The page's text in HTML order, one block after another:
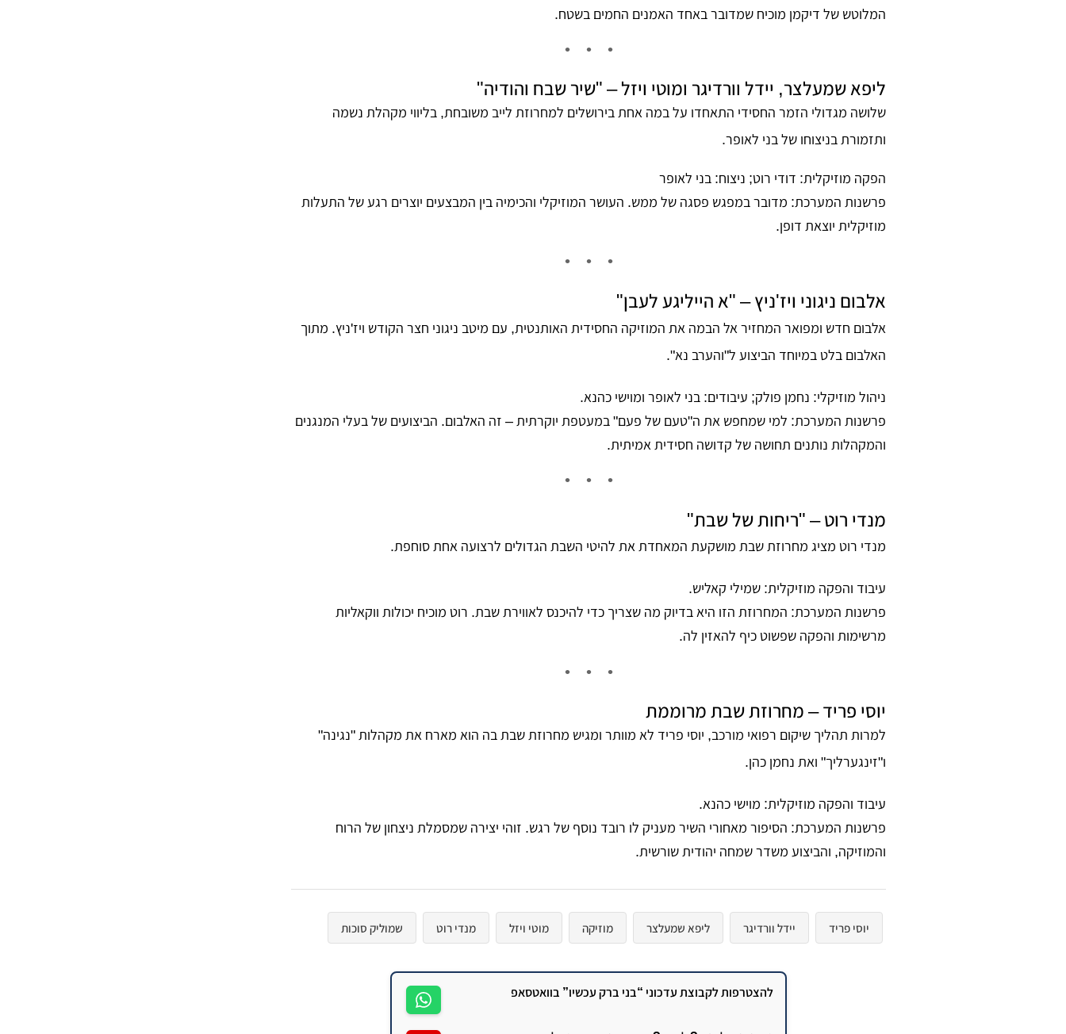
המלוטש של דיקמן מוכיח שמדובר באחד האמנים החמים בשטח.
ליפא שמעלצר, יידל וורדיגר ומוטי ויזל – "שיר שבח והודיה"
שלושה מגדולי הזמר החסידי התאחדו על במה אחת בירושלים למחרוזת לייב משובחת, בליווי מקהלת נשמה
ותזמורת בניצוחו של בני לאופר.
הפקה מוזיקלית: דודי רוט; ניצוח: בני לאופר
פרשנות המערכת: מדובר במפגש פסגה של ממש. העושר המוזיקלי והכימיה בין המבצעים יוצרים רגע של התעלות
מוזיקלית יוצאת דופן.
אלבום ניגוני ויז'ניץ – "א הייליגע לעבן"
אלבום חדש ומפואר המחזיר אל הבמה את המוזיקה החסידית האותנטית, עם מיטב ניגוני חצר הקודש ויז'ניץ. מתוך
האלבום בלט במיוחד הביצוע ל"והערב נא".
ניהול מוזיקלי: נחמן פולק; עיבודים: בני לאופר ומוישי כהנא.
פרשנות המערכת: למי שמחפש את ה"טעם של פעם" במעטפת יוקרתית – זה האלבום. הביצועים של בעלי המנגנים
והמקהלות נותנים תחושה של קדושה חסידית אמיתית.
מנדי רוט – "ריחות של שבת"
מנדי רוט מציג מחרוזת שבת מושקעת המאחדת את להיטי השבת הגדולים לרצועה אחת סוחפת.
עיבוד והפקה מוזיקלית: שמילי קאליש.
פרשנות המערכת: המחרוזת הזו היא בדיוק מה שצריך כדי להיכנס לאווירת שבת. רוט מוכיח יכולות ווקאליות
מרשימות והפקה שפשוט כיף להאזין לה.
יוסי פריד – מחרוזת שבת מרוממת
למרות תהליך שיקום רפואי מורכב, יוסי פריד לא מוותר ומגיש מחרוזת שבת בה הוא מארח את מקהלות "נגינה"
ו"זינגערליך" ואת נחמן כהן.
עיבוד והפקה מוזיקלית: מוישי כהנא.
פרשנות המערכת: הסיפור מאחורי השיר מעניק לו רובד נוסף של רגש. זוהי יצירה שמסמלת ניצחון של הרוח
והמוזיקה, והביצוע משדר שמחה יהודית שורשית.
יוסי פריד יידל וורדיגר ליפא שמעלצר מוזיקה מוטי ויזל מנדי רוט שמוליק סוכות
להצטרפות לקבוצת עדכוני “בני ברק עכשיו” בוואטסאפ